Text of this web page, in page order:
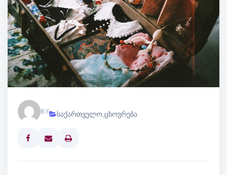
BY საქართველო ცხოვრება
Print